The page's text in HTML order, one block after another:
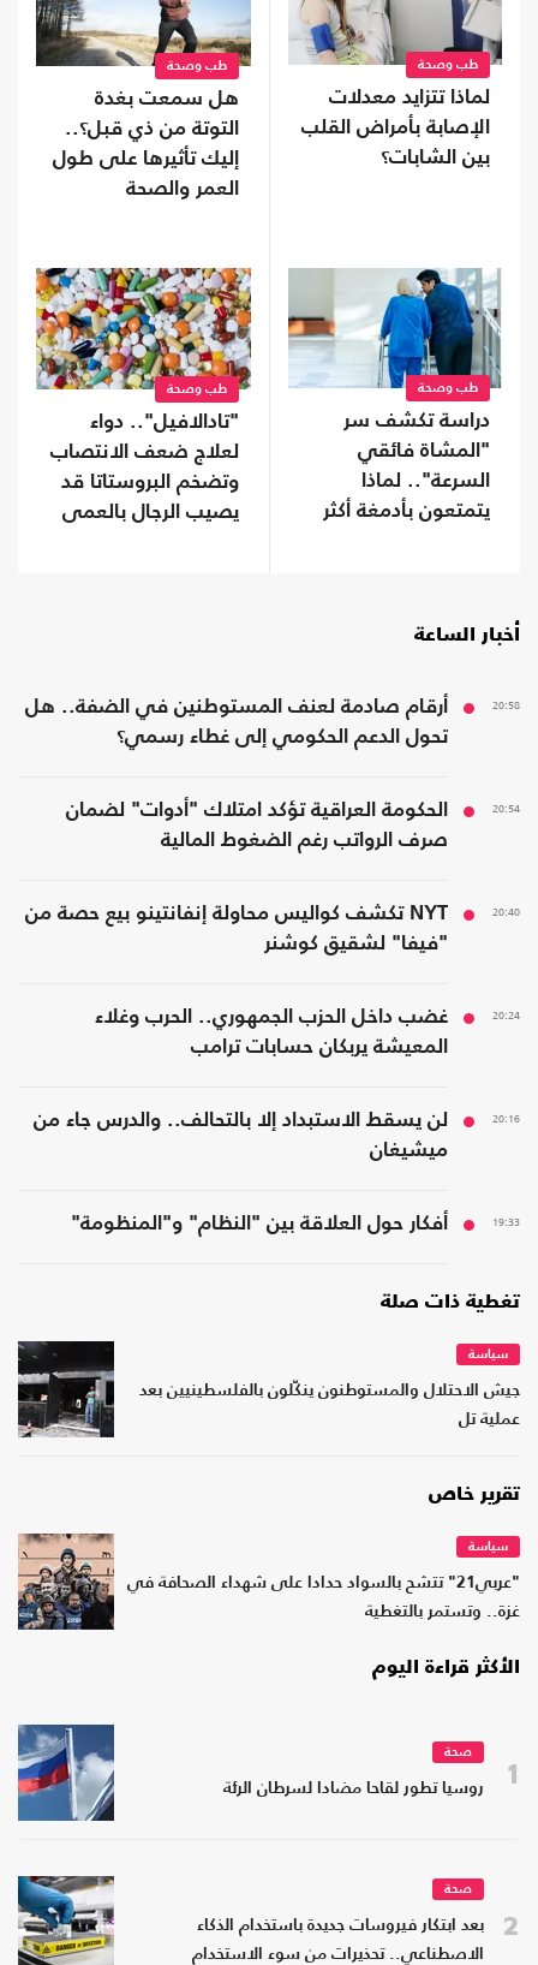
طب وصحة
لماذا تتزايد معدلات
الإصابة بأمراض القلب
بين الشابات؟
طب وصحة
هل سمعت بغدة
التوتة من ذي قبل؟..
إليك تأثيرها على طول
العمر والصحة
طب وصحة
دراسة تكشف سر
"المشاة فائقي
السرعة".. لماذا
يتمتعون بأدمغة أكثر
طب وصحة
"تادالافيل".. دواء
لعلاج ضعف الانتصاب
وتضخم البروستاتا قد
يصيب الرجال بالعمى
أخبار الساعة
20:58
أرقام صادمة لعنف المستوطنين في الضفة.. هل
تحول الدعم الحكومي إلى غطاء رسمي؟
20:54
الحكومة العراقية تؤكد امتلاك "أدوات" لضمان
صرف الرواتب رغم الضغوط المالية
20:40
NYT تكشف كواليس محاولة إنفانتينو بيع حصة من
"فيفا" لشقيق كوشنر
20:24
غضب داخل الحزب الجمهوري.. الحرب وغلاء
المعيشة يربكان حسابات ترامب
20:16
لن يسقط الاستبداد إلا بالتحالف.. والدرس جاء من
ميشيغان
19:33 أفكار حول العلاقة بين "النظام" و"المنظومة"
تغطية ذات صلة
سياسة
جيش الاحتلال والمستوطنون ينكّلون بالفلسطينيين بعد
عملية تل
تقرير خاص
سياسة
"عربي21" تتشح بالسواد حدادا على شهداء الصحافة في
غزة.. وتستمر بالتغطية
الأكثر قراءة اليوم
1
صحة
روسيا تطور لقاحا مضادا لسرطان الرئة
2
صحة
بعد ابتكار فيروسات جديدة باستخدام الذكاء
الاصطناعي.. تحذيرات من سوء الاستخدام